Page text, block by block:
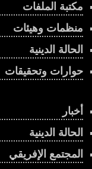
مكتبة الملفات
منظمات وهيئات
الحالة الدينية
حوارات وتحقيقات
أخبار
الحالة الدينية
المجتمع الإفريقي